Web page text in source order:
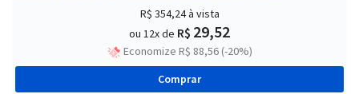
R$ 354,24à vista
ou 12x de R$ 29,52
Economize R$ 88,56 (-20%)
Comprar